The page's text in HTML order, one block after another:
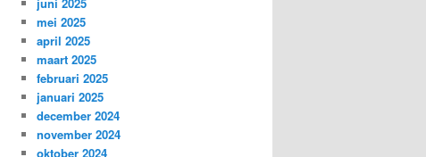
mei 2025
april 2025
maart 2025
februari 2025
januari 2025
december 2024
november 2024
oktober 2024